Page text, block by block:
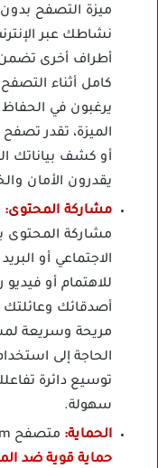
ميزة التصفح
نشاطك عبر
أطراف أخرى
كامل أثناء
يرغبون في
الميزة، تقدر
أو كشف بياناتك
يقدرون الأمان
مشاركة المحتوى:
مشاركة المحتوى
الاجتماعي أو
للاهتمام أو
أصدقائك وعائلتك
مريحة وسريعة
الحاجة إلى
توسيع دائرة
سهولة.
الحماية: متصفح Aloha Browser Premium مهكر يوفر
حماية قوية ضد